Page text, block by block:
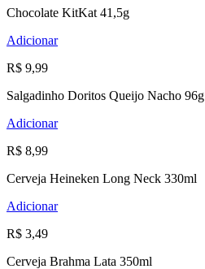
Chocolate KitKat 41,5g
Adicionar
R$ 9,99
Salgadinho Doritos Queijo Nacho 96g
Adicionar
R$ 8,99
Cerveja Heineken Long Neck 330ml
Adicionar
R$ 3,49
Cerveja Brahma Lata 350ml